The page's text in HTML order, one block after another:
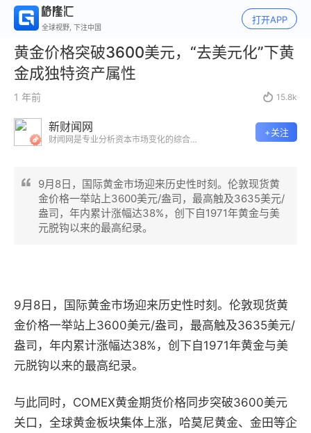
全球视野, 下注中国
打开APP
黄金价格突破3600美元，“去美元化”下黄
金成独特资产属性
1 年前  15.8k
新财闻网
财闻网是专业分析资本市场变化的综合财
+关注
9月8日，国际黄金市场迎来历史性时刻。伦敦现货黄
金价格一举站上3600美元/盎司，最高触及3635美元/
盎司，年内累计涨幅达38%，创下自1971年黄金与美
元脱钩以来的最高纪录。
9月8日，国际黄金市场迎来历史性时刻。伦敦现货黄
金价格一举站上3600美元/盎司，最高触及3635美元/
盎司，年内累计涨幅达38%，创下自1971年黄金与美
元脱钩以来的最高纪录。
与此同时，COMEX黄金期货价格同步突破3600美元
关口，全球黄金板块集体上涨，哈莫尼黄金、金田等企